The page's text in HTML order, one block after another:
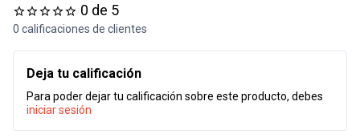
0 de 5
0 calificaciones de clientes
Deja tu calificación
Para poder dejar tu calificación sobre este producto, debes
iniciar sesión